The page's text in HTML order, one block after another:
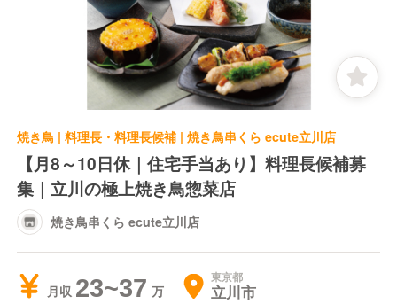
焼き鳥 | 料理長・料理長候補 | 焼き鳥串くら ecute立川店
【月8～10日休｜住宅手当あり】料理長候補募
集｜立川の極上焼き鳥惣菜店
焼き鳥串くら ecute立川店
月収 23~37 東京都
立川市